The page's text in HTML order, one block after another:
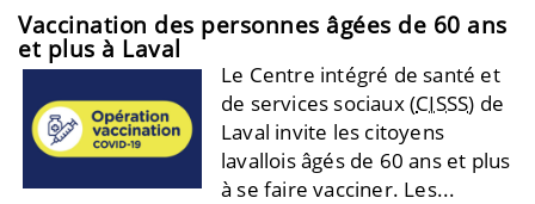
Vaccination des personnes âgées de 60 ans
et plus à Laval
Le Centre intégré de santé et
de services sociaux (CISSS) de
Laval invite les citoyens
lavallois âgés de 60 ans et plus
à se faire vacciner. Les...